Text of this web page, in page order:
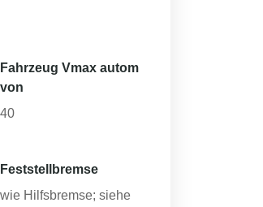
Fahrzeug Vmax autom
von
40
Feststellbremse
wie Hilfsbremse; siehe